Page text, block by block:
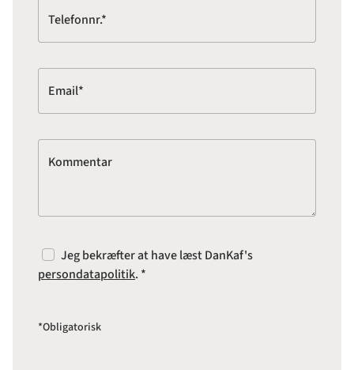
Telefonnr.*
Email*
Kommentar
Jeg bekræfter at have læst DanKaf's
persondatapolitik. *
*Obligatorisk